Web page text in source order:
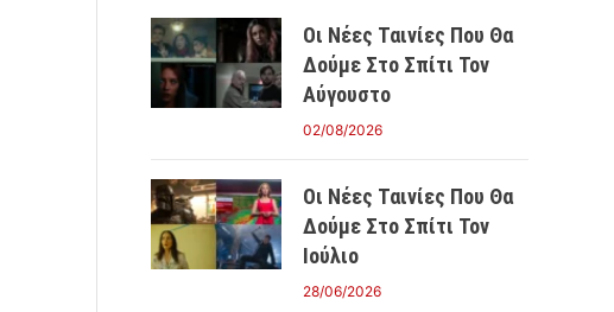
Οι Νέες Ταινίες Που Θα
Δούμε Στο Σπίτι Τον
Αύγουστο
02/08/2026
Οι Νέες Ταινίες Που Θα
Δούμε Στο Σπίτι Τον
Ιούλιο
28/06/2026